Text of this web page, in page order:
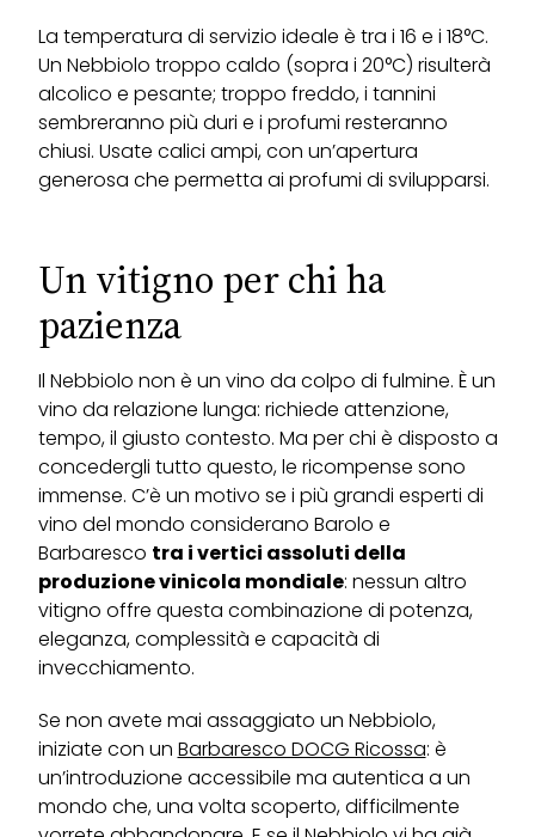
La temperatura di servizio ideale è tra i 16 e i 18°C.
Un Nebbiolo troppo caldo (sopra i 20°C) risulterà
alcolico e pesante; troppo freddo, i tannini
sembreranno più duri e i profumi resteranno
chiusi. Usate calici ampi, con un’apertura
generosa che permetta ai profumi di svilupparsi.
Un vitigno per chi ha
pazienza
Il Nebbiolo non è un vino da colpo di fulmine. È un
vino da relazione lunga: richiede attenzione,
tempo, il giusto contesto. Ma per chi è disposto a
concedergli tutto questo, le ricompense sono
immense. C’è un motivo se i più grandi esperti di
vino del mondo considerano Barolo e
Barbaresco tra i vertici assoluti della
produzione vinicola mondiale: nessun altro
vitigno offre questa combinazione di potenza,
eleganza, complessità e capacità di
invecchiamento.
Se non avete mai assaggiato un Nebbiolo,
iniziate con un Barbaresco DOCG Ricossa: è
un’introduzione accessibile ma autentica a un
mondo che, una volta scoperto, difficilmente